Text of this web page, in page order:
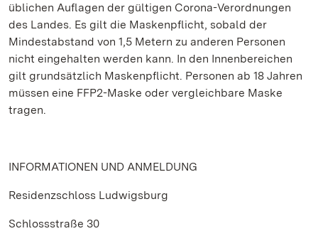
üblichen Auflagen der gültigen Corona-Verordnungen
des Landes. Es gilt die Maskenpflicht, sobald der
Mindestabstand von 1,5 Metern zu anderen Personen
nicht eingehalten werden kann. In den Innenbereichen
gilt grundsätzlich Maskenpflicht. Personen ab 18 Jahren
müssen eine FFP2-Maske oder vergleichbare Maske
tragen.
INFORMATIONEN UND ANMELDUNG
Residenzschloss Ludwigsburg
Schlossstraße 30